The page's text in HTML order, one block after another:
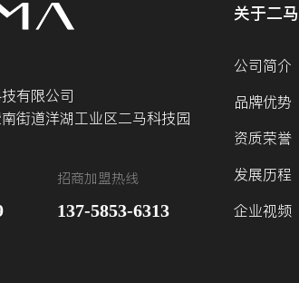
有限公司
街道洋湖工业区二马科技园
招商加盟热线
137-5853-6313
关于二马
公司简介
品牌优势
资质荣誉
发展历程
企业视频